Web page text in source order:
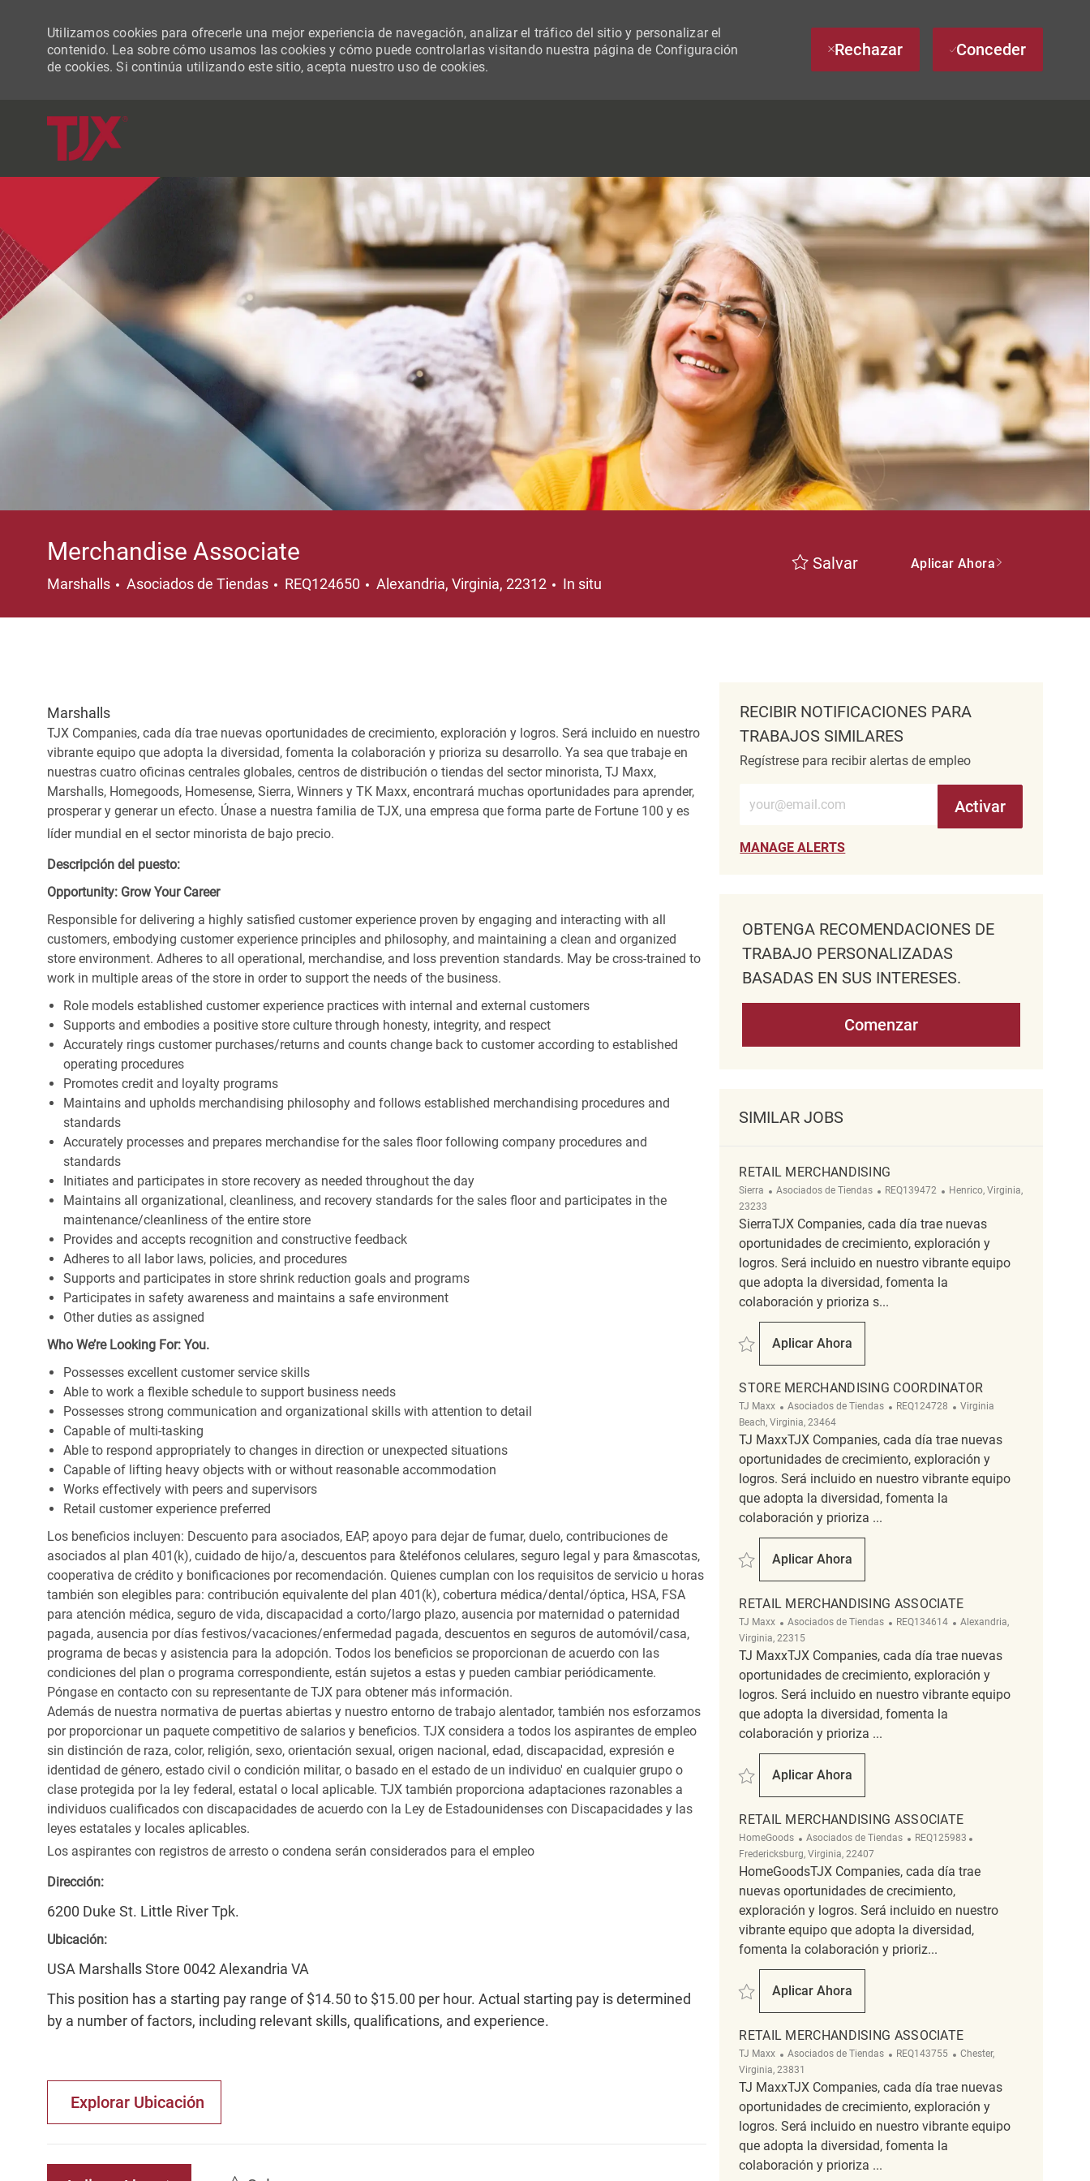
Utilizamos cookies para ofrecerle una mejor experiencia de navegación, analizar el tráfico del sitio y personalizar el
contenido. Lea sobre cómo usamos las cookies y cómo puede controlarlas visitando nuestra página de Configuración
de cookies. Si continúa utilizando este sitio, acepta nuestro uso de cookies.
Rechazar Conceder
Merchandise Associate
Marshalls Categoría
Asociados de Tiendas REQ124650 Ubicación
Alexandria, Virginia, 22312 In situ
Salvar Aplicar Ahora
Marshalls
TJX Companies, cada día trae nuevas oportunidades de crecimiento, exploración y logros. Será incluido en nuestro
vibrante equipo que adopta la diversidad, fomenta la colaboración y prioriza su desarrollo. Ya sea que trabaje en
nuestras cuatro oficinas centrales globales, centros de distribución o tiendas del sector minorista, TJ Maxx,
Marshalls, Homegoods, Homesense, Sierra, Winners y TK Maxx, encontrará muchas oportunidades para aprender,
prosperar y generar un efecto. Únase a nuestra familia de TJX, una empresa que forma parte de Fortune 100 y es
líder mundial en el sector minorista de bajo precio.
Descripción del puesto:
Opportunity: Grow Your Career
Responsible for delivering a highly satisfied customer experience proven by engaging and interacting with all
customers, embodying customer experience principles and philosophy, and maintaining a clean and organized
store environment. Adheres to all operational, merchandise, and loss prevention standards. May be cross-trained to
work in multiple areas of the store in order to support the needs of the business.
Role models established customer experience practices with internal and external customers
Supports and embodies a positive store culture through honesty, integrity, and respect
Accurately rings customer purchases/returns and counts change back to customer according to established
operating procedures
Promotes credit and loyalty programs
Maintains and upholds merchandising philosophy and follows established merchandising procedures and
standards
Accurately processes and prepares merchandise for the sales floor following company procedures and
standards
Initiates and participates in store recovery as needed throughout the day
Maintains all organizational, cleanliness, and recovery standards for the sales floor and participates in the
maintenance/cleanliness of the entire store
Provides and accepts recognition and constructive feedback
Adheres to all labor laws, policies, and procedures
Supports and participates in store shrink reduction goals and programs
Participates in safety awareness and maintains a safe environment
Other duties as assigned
Who We’re Looking For: You.
Possesses excellent customer service skills
Able to work a flexible schedule to support business needs
Possesses strong communication and organizational skills with attention to detail
Capable of multi-tasking
Able to respond appropriately to changes in direction or unexpected situations
Capable of lifting heavy objects with or without reasonable accommodation
Works effectively with peers and supervisors
Retail customer experience preferred
Los beneficios incluyen: Descuento para asociados, EAP, apoyo para dejar de fumar, duelo, contribuciones de
asociados al plan 401(k), cuidado de hijo/a, descuentos para &teléfonos celulares, seguro legal y para &mascotas,
cooperativa de crédito y bonificaciones por recomendación. Quienes cumplan con los requisitos de servicio u horas
también son elegibles para: contribución equivalente del plan 401(k), cobertura médica/dental/óptica, HSA, FSA
para atención médica, seguro de vida, discapacidad a corto/largo plazo, ausencia por maternidad o paternidad
pagada, ausencia por días festivos/vacaciones/enfermedad pagada, descuentos en seguros de automóvil/casa,
programa de becas y asistencia para la adopción. Todos los beneficios se proporcionan de acuerdo con las
condiciones del plan o programa correspondiente, están sujetos a estas y pueden cambiar periódicamente.
Póngase en contacto con su representante de TJX para obtener más información.
Además de nuestra normativa de puertas abiertas y nuestro entorno de trabajo alentador, también nos esforzamos
por proporcionar un paquete competitivo de salarios y beneficios. TJX considera a todos los aspirantes de empleo
sin distinción de raza, color, religión, sexo, orientación sexual, origen nacional, edad, discapacidad, expresión e
identidad de género, estado civil o condición militar, o basado en el estado de un individuo' en cualquier grupo o
clase protegida por la ley federal, estatal o local aplicable. TJX también proporciona adaptaciones razonables a
individuos cualificados con discapacidades de acuerdo con la Ley de Estadounidenses con Discapacidades y las
leyes estatales y locales aplicables.
Los aspirantes con registros de arresto o condena serán considerados para el empleo
Dirección:
6200 Duke St. Little River Tpk.
Ubicación:
USA Marshalls Store 0042 Alexandria VA
This position has a starting pay range of $14.50 to $15.00 per hour. Actual starting pay is determined
by a number of factors, including relevant skills, qualifications, and experience.
Explorar Ubicación
RECIBIR NOTIFICACIONES PARA
TRABAJOS SIMILARES
Regístrese para recibir alertas de empleo
Introduzca la dirección de correo electrónico (obligatorio)
Activar
MANAGE ALERTS
OBTENGA RECOMENDACIONES DE
TRABAJO PERSONALIZADAS
BASADAS EN SUS INTERESES.
Comenzar
SIMILAR JOBS
RETAIL MERCHANDISING
Sierra Categoría
Asociados de Tiendas ReqId
REQ139472 Ubicación
Henrico, Virginia,
23233
SierraTJX Companies, cada día trae nuevas
oportunidades de crecimiento, exploración y
logros. Será incluido en nuestro vibrante equipo
que adopta la diversidad, fomenta la
colaboración y prioriza s...
Salvar Retail Merchandising REQ139472
Aplicar Ahora
Retail Merchandising
STORE MERCHANDISING COORDINATOR
TJ Maxx Categoría
Asociados de Tiendas ReqId
REQ124728 Ubicación
Virginia
Beach, Virginia, 23464
TJ MaxxTJX Companies, cada día trae nuevas
oportunidades de crecimiento, exploración y
logros. Será incluido en nuestro vibrante equipo
que adopta la diversidad, fomenta la
colaboración y prioriza ...
Salvar Store Merchandising Coordinator REQ124728
Aplicar Ahora
Store Merchandising Coordinator
RETAIL MERCHANDISING ASSOCIATE
TJ Maxx Categoría
Asociados de Tiendas ReqId
REQ134614 Ubicación
Alexandria,
Virginia, 22315
TJ MaxxTJX Companies, cada día trae nuevas
oportunidades de crecimiento, exploración y
logros. Será incluido en nuestro vibrante equipo
que adopta la diversidad, fomenta la
colaboración y prioriza ...
Salvar Retail Merchandising Associate REQ134614
Aplicar Ahora
Retail Merchandising Associate
RETAIL MERCHANDISING ASSOCIATE
HomeGoods Categoría
Asociados de Tiendas ReqId
REQ125983
Fredericksburg, Virginia, 22407
HomeGoodsTJX Companies, cada día trae
nuevas oportunidades de crecimiento,
exploración y logros. Será incluido en nuestro
vibrante equipo que adopta la diversidad,
fomenta la colaboración y prioriz...
Salvar Retail Merchandising Associate REQ125983
Aplicar Ahora
Retail Merchandising Associate
RETAIL MERCHANDISING ASSOCIATE
TJ Maxx Categoría
Asociados de Tiendas ReqId
REQ143755 Ubicación
Chester,
Virginia, 23831
TJ MaxxTJX Companies, cada día trae nuevas
oportunidades de crecimiento, exploración y
logros. Será incluido en nuestro vibrante equipo
que adopta la diversidad, fomenta la
colaboración y prioriza ...